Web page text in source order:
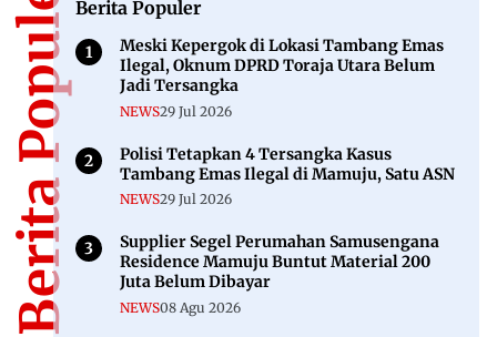
Berita PopulerBerita Populer
Meski Kepergok di Lokasi Tambang Emas
Ilegal, Oknum DPRD Toraja Utara Belum
Jadi Tersangka
NEWS29 Jul 2026
Polisi Tetapkan 4 Tersangka Kasus
Tambang Emas Ilegal di Mamuju, Satu ASN
NEWS29 Jul 2026
Supplier Segel Perumahan Samusengana
Residence Mamuju Buntut Material 200
Juta Belum Dibayar
NEWS08 Agu 2026